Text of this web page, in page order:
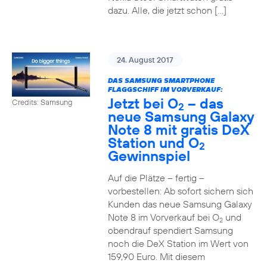
dazu. Alle, die jetzt schon […]
Credits: Samsung
24. August 2017
DAS SAMSUNG SMARTPHONE
FLAGGSCHIFF IM VORVERKAUF:
Jetzt bei O2 – das
neue Samsung Galaxy
Note 8 mit gratis DeX
Station und O2
Gewinnspiel
Auf die Plätze – fertig –
vorbestellen: Ab sofort sichern sich
Kunden das neue Samsung Galaxy
Note 8 im Vorverkauf bei O2und
obendrauf spendiert Samsung
noch die DeX Station im Wert von
159,90 Euro. Mit diesem